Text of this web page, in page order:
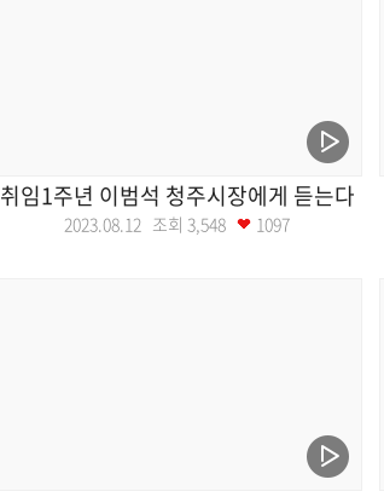
취임1주년 이범석 청주시장에게 듣는다
2023.08.12 조회 3,548 1097